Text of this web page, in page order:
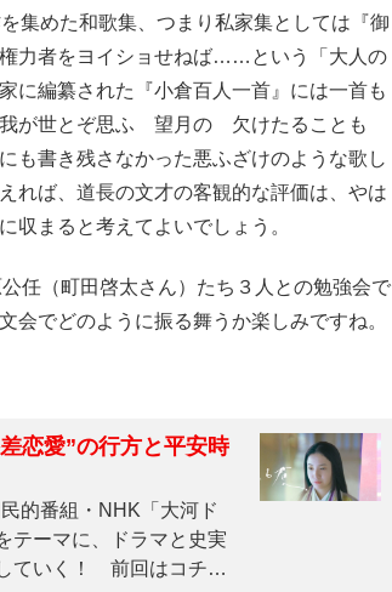
集めた和歌集、つまり私家集としては『御
力者をヨイショせねば……という「大人の
に編纂された『小倉百人一首』には一首も
が世とぞ思ふ 望月の 欠けたることも
も書き残さなかった悪ふざけのような歌し
れば、道長の文才の客観的な評価は、やは
収まると考えてよいでしょう。
任（町田啓太さん）たち３人との勉強会で
会でどのように振る舞うか楽しみですね。
恋愛”の行方と平安時
的番組・NHK「大河ド
テーマに、ドラマと史実
ていく！ 前回はコチラ